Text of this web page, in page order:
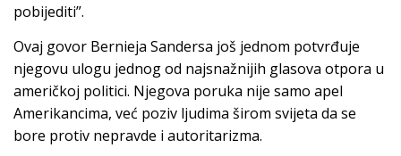
pobijediti”.
Ovaj govor Bernieja Sandersa još jednom potvrđuje
njegovu ulogu jednog od najsnažnijih glasova otpora u
američkoj politici. Njegova poruka nije samo apel
Amerikancima, već poziv ljudima širom svijeta da se
bore protiv nepravde i autoritarizma.